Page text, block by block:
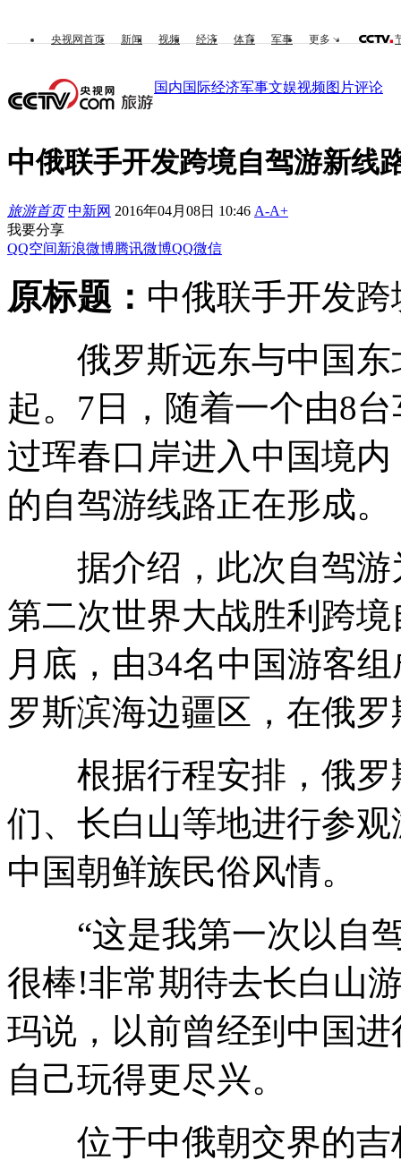
央视网首页 新闻 视频 经济 体育 军事 更多
国内国际经济军事文娱视频图片评论
中俄联手开发跨境自驾游新线
旅游首页 中新网 2016年04月08日 10:46 A-A+
我要分享
QQ空间新浪微博腾讯微博QQ微信
原标题： 中俄联手开发
俄罗斯远东与中国东
起。7日，随着一个由8
过珲春口岸进入中国境
的自驾游线路正在形成。
据介绍，此次自驾游
第二次世界大战胜利跨
月底，由34名中国游客
罗斯滨海边疆区，在俄
根据行程安排，俄罗
们、长白山等地进行参
中国朝鲜族民俗风情。
“这是我第一次以自驾
很棒!非常期待去长白山
玛说，以前曾经到中国
自己玩得更尽兴。
位于中俄朝交界的吉